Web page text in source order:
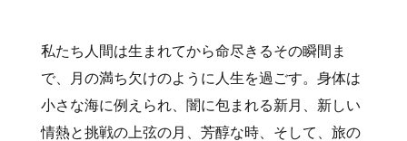
私たち人間は生まれてから命尽きるその瞬間ま
で、月の満ち欠けのように人生を過ごす。身体は
小さな海に例えられ、闇に包まれる新月、新しい
情熱と挑戦の上弦の月、芳醇な時、そして、旅の